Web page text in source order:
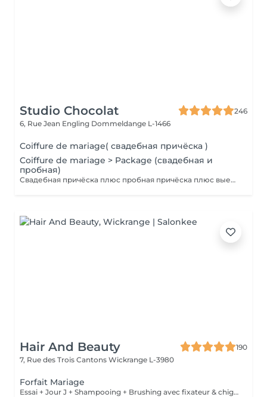
Studio Chocolat
246
6, Rue Jean Engling Dommeldange L-1466
Coiffure de mariage( свадебная причёска )
Coiffure de mariage > Package (свадебная и
пробная)
Свадебная причёска плюс пробная причёска плюс выезд на дом. Паркинг оплачивается отдельно.
Hair And Beauty
190
7, Rue des Trois Cantons Wickrange L-3980
Forfait Mariage
Essai + Jour J + Shampooing + Brushing avec fixateur & chignon